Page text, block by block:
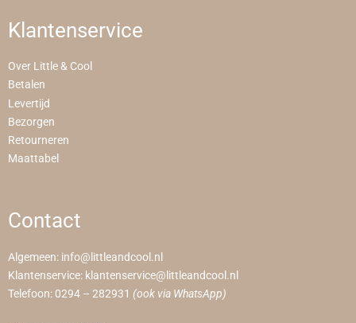
Klantenservice
Over Little & Cool
Betalen
Levertijd
Bezorgen
Retourneren
Maattabel
Contact
Algemeen: info@littleandcool.nl
Klantenservice: klantenservice@littleandcool.nl
Telefoon: 0294 – 282931 (ook via WhatsApp)